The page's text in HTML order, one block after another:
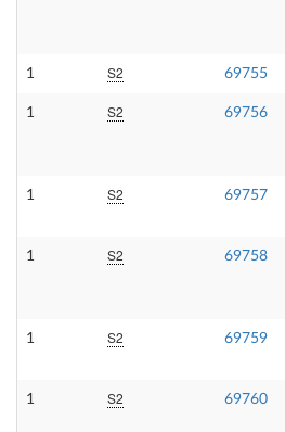
1 S2 69755
1 S2 69756
1 S2 69757
1 S2 69758
1 S2 69759
1 S2 69760